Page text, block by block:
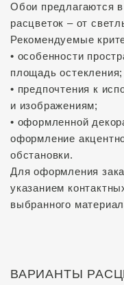
Обои предлагаются
расцветок – от
Рекомендуемые
• особенности
площадь остекления;
• предпочтения к
и изображениям;
• оформленной
оформление
обстановки.
Для оформления
указанием
выбранного
ВАРИАНТЫ